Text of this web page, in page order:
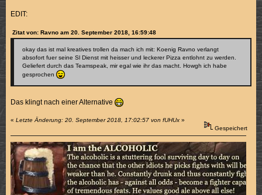
EDIT:
Zitat von: Ravno am 20. September 2018, 16:59:48
okay das ist mal kreatives trollen da mach ich mit: Koenig Ravno verlangt
absofort fuer seine Sl Dienst mit heisser und leckerer Pizza entlohnt zu werden.
Geliefert durch das Teamspeak, mir egal wie ihr das macht. Howgh ich habe
gesprochen
Das klingt nach einer Alternative
«Letzte Änderung: 20. September 2018, 17:02:57 von fUHUx »
Gespeichert